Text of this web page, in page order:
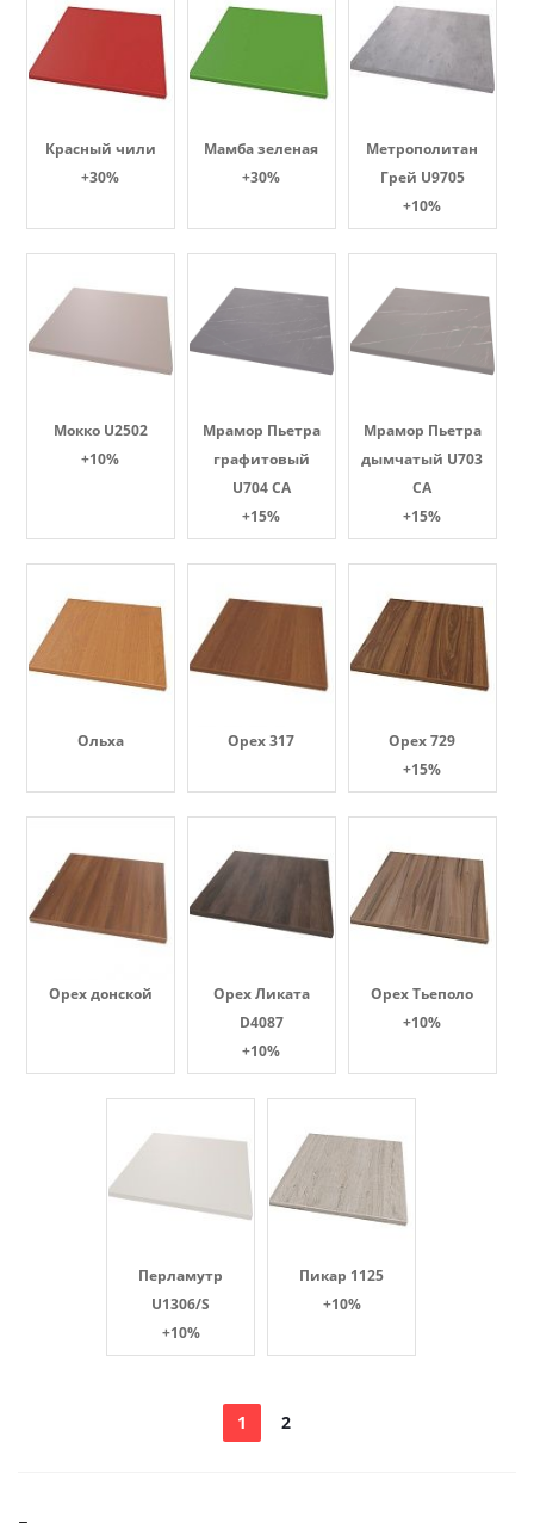
Красный чили
+30%
Мамба зеленая
+30%
Метрополитан
Грей U9705
+10%
Мокко U2502
+10%
Мрамор Пьетра
графитовый
U704 CA
+15%
Мрамор Пьетра
дымчатый U703
CA
+15%
Ольха Орех 317
Орех 729
+15%
Орех донской
Орех Ликата
D4087
+10%
Орех Тьеполо
+10%
Перламутр
U1306/S
+10%
Пикар 1125
+10%
1 2